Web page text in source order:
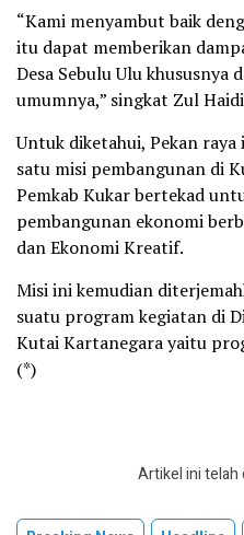
“Kami menyambut baik
itu dapat memberikan
Desa Sebulu Ulu khususnya
umumnya,” singkat Zul
Untuk diketahui, Pekan
satu misi pembangunan di
Pemkab Kukar bertekad
pembangunan ekonomi
dan Ekonomi Kreatif.
Misi ini kemudian
suatu program kegiatan di
Kutai Kartanegara yaitu
(*)
Artikel ini telah